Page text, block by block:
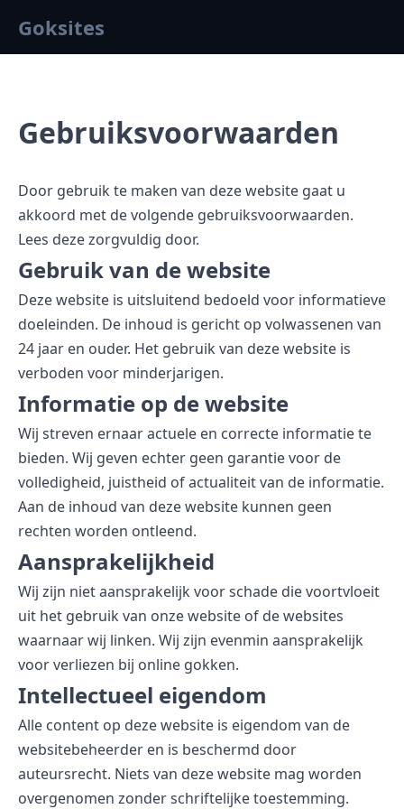
Goksites
Gebruiksvoorwaarden
Door gebruik te maken van deze website gaat u
akkoord met de volgende gebruiksvoorwaarden.
Lees deze zorgvuldig door.
Gebruik van de website
Deze website is uitsluitend bedoeld voor informatieve
doeleinden. De inhoud is gericht op volwassenen van
24 jaar en ouder. Het gebruik van deze website is
verboden voor minderjarigen.
Informatie op de website
Wij streven ernaar actuele en correcte informatie te
bieden. Wij geven echter geen garantie voor de
volledigheid, juistheid of actualiteit van de informatie.
Aan de inhoud van deze website kunnen geen
rechten worden ontleend.
Aansprakelijkheid
Wij zijn niet aansprakelijk voor schade die voortvloeit
uit het gebruik van onze website of de websites
waarnaar wij linken. Wij zijn evenmin aansprakelijk
voor verliezen bij online gokken.
Intellectueel eigendom
Alle content op deze website is eigendom van de
websitebeheerder en is beschermd door
auteursrecht. Niets van deze website mag worden
overgenomen zonder schriftelijke toestemming.